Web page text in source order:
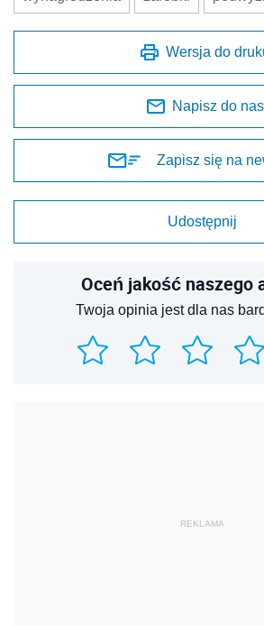
Wersja do
Napisz do nas
Zapisz się na
Udostępnij
Oceń jakość naszego
Twoja opinia jest dla nas
REKLAMA